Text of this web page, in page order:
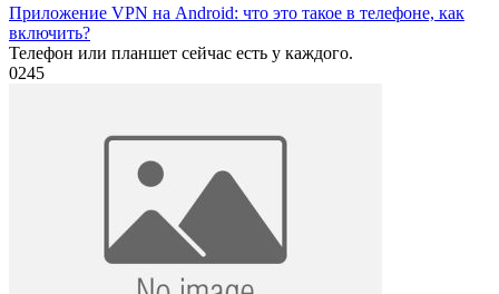
Приложение VPN на Android: что это такое в телефоне, как
включить?
Телефон или планшет сейчас есть у каждого.
0245